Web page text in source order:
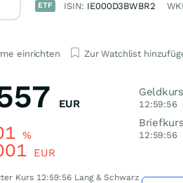
ETF ISIN: IE000D3BWBR2
einrichten Zur Watchlist
EUR
%
EUR
Kurs 12:59:56 Lang & Schwarz
Geldkurs
12:59:56
Briefkurs
12:59:56